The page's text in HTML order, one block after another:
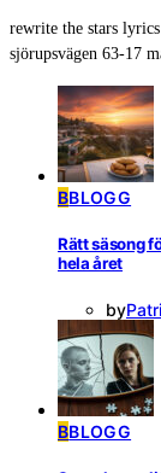
rewrite the stars
sjörupsvägen 63-17
BBLOGG
Rätt säsong
hela året
by
BBLOGG